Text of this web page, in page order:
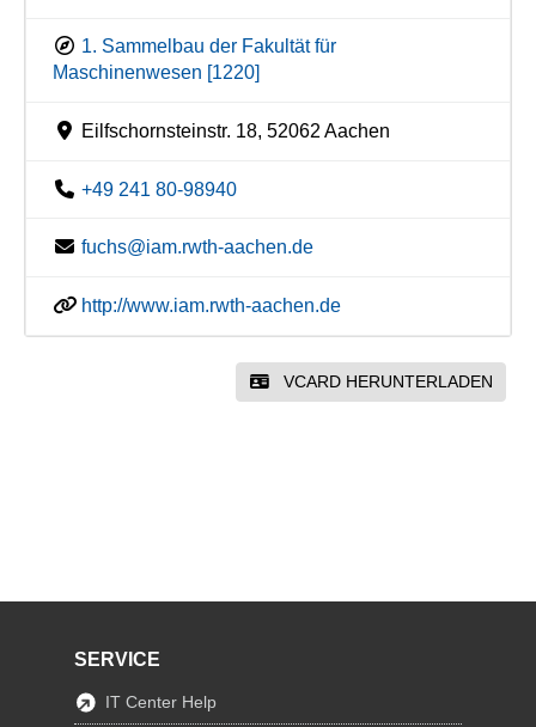
1. Sammelbau der Fakultät für
Maschinenwesen [1220]
Eilfschornsteinstr. 18, 52062 Aachen
+49 241 80-98940
fuchs@iam.rwth-aachen.de
http://www.iam.rwth-aachen.de
VCARD HERUNTERLADEN
SERVICE
IT Center Help